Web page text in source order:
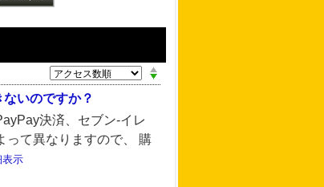
いのですか？
決済、セブン-イレ
って異なりますので、 購
表示